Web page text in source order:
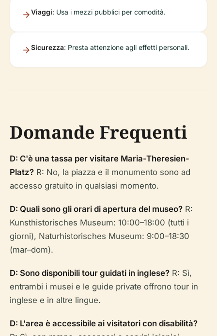
Viaggi: Usa i mezzi pubblici per comodità.
Sicurezza: Presta attenzione agli effetti personali.
Domande Frequenti
D: C'è una tassa per visitare Maria-Theresien-
Platz? R: No, la piazza e il monumento sono ad
accesso gratuito in qualsiasi momento.
D: Quali sono gli orari di apertura del museo? R:
Kunsthistorisches Museum: 10:00–18:00 (tutti i
giorni), Naturhistorisches Museum: 9:00–18:30
(mar–dom).
D: Sono disponibili tour guidati in inglese? R: Sì,
entrambi i musei e le guide private offrono tour in
inglese e in altre lingue.
D: L'area è accessibile ai visitatori con disabilità?